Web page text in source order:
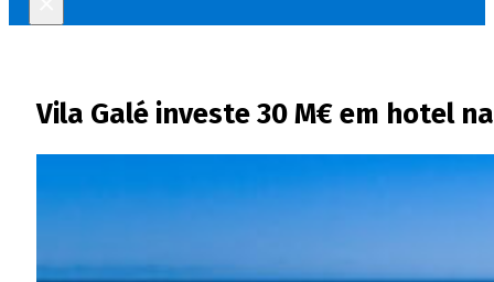
Vila Galé investe 30 M€ em hotel